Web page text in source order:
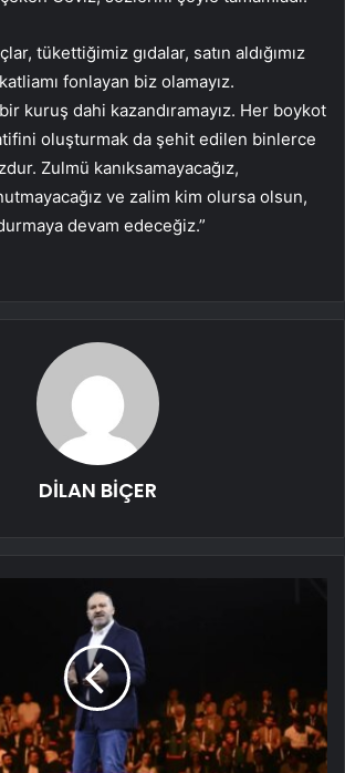
tükettiğimiz gıdalar, satın aldığımız
fonlayan biz olamayız.
kuruş dahi kazandıramayız. Her boykot
oluşturmak da şehit edilen binlerce
Zulmü kanıksamayacağız,
ve zalim kim olursa olsun,
devam edeceğiz.”
DİLAN BİÇER